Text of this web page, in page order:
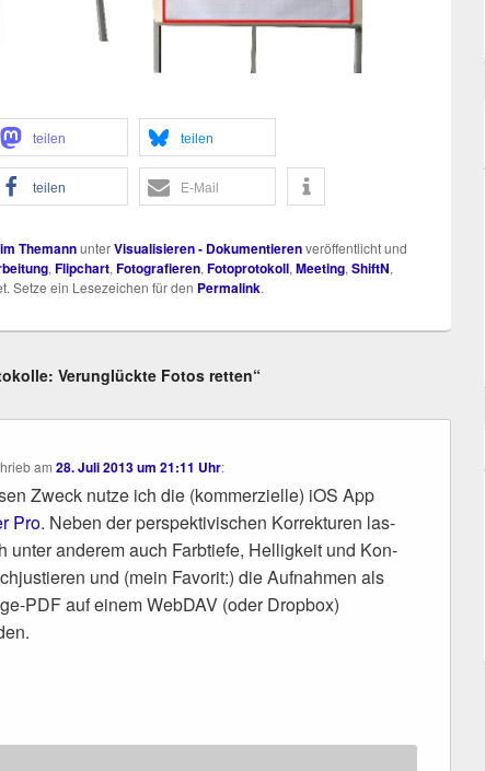
tei­len tei­len
tei­len E‑Mail
ThemannunterVisualisieren - Dokumentierenveröffentlicht und
, Flipchart, Fotografieren, Fotoprotokoll, Meeting, ShiftN,
Setze ein Lesezeichen für den Permalink.
Verunglückte Fotos retten“
am28. Juli 2013 um 21:11 Uhr:
Zweck nut­ze ich die (kom­mer­zi­el­le) iOS App
Pro. Neben der per­spek­ti­vi­schen Kor­rek­tu­ren las­
unter ande­rem auch Farb­tie­fe, Hel­lig­keit und Kon­
und (mein Favo­rit:) die Auf­nah­men als
PDF auf einem Web­DAV (oder Drop­box)